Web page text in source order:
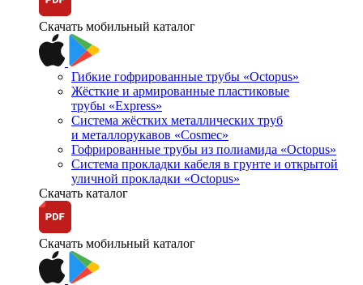
Скачать мобильный каталог
Гибкие гофрированные трубы «Octopus»
Жёсткие и армированные пластиковые
трубы «Express»
Система жёстких металлических труб
и металлорукавов «Cosmec»
Гофрированные трубы из полиамида «Octopus»
Система прокладки кабеля в грунте и открытой
уличной прокладки «Octopus»
Скачать каталог
Скачать мобильный каталог